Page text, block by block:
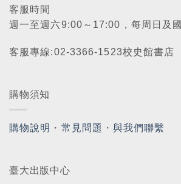
客服時間
週一至週六9:00～17:00，每周日及
客服專線:02-3366-1523校史館書店
購物須知
購物說明 ・ 常見問題 ・與我們聯繫
臺大出版中心